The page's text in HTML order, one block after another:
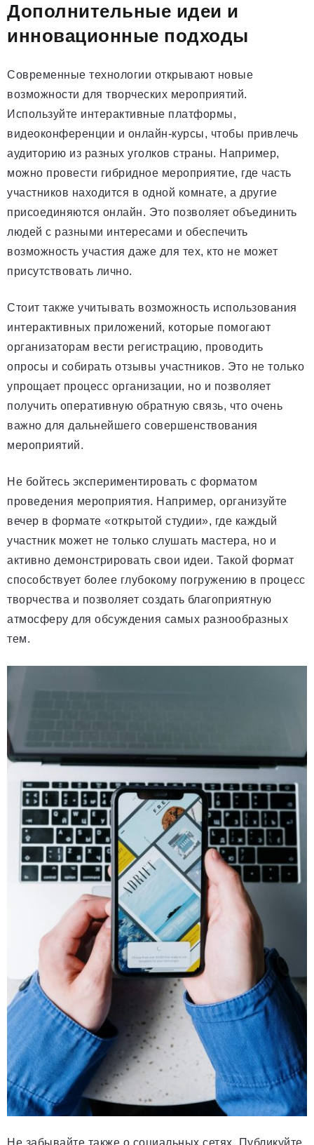
Дополнительные идеи и
инновационные подходы
Современные технологии открывают новые
возможности для творческих мероприятий.
Используйте интерактивные платформы,
видеоконференции и онлайн-курсы, чтобы привлечь
аудиторию из разных уголков страны. Например,
можно провести гибридное мероприятие, где часть
участников находится в одной комнате, а другие
присоединяются онлайн. Это позволяет объединить
людей с разными интересами и обеспечить
возможность участия даже для тех, кто не может
присутствовать лично.
Стоит также учитывать возможность использования
интерактивных приложений, которые помогают
организаторам вести регистрацию, проводить
опросы и собирать отзывы участников. Это не только
упрощает процесс организации, но и позволяет
получить оперативную обратную связь, что очень
важно для дальнейшего совершенствования
мероприятий.
Не бойтесь экспериментировать с форматом
проведения мероприятия. Например, организуйте
вечер в формате «открытой студии», где каждый
участник может не только слушать мастера, но и
активно демонстрировать свои идеи. Такой формат
способствует более глубокому погружению в процесс
творчества и позволяет создать благоприятную
атмосферу для обсуждения самых разнообразных
тем.
Не забывайте также о социальных сетях. Публикуйте